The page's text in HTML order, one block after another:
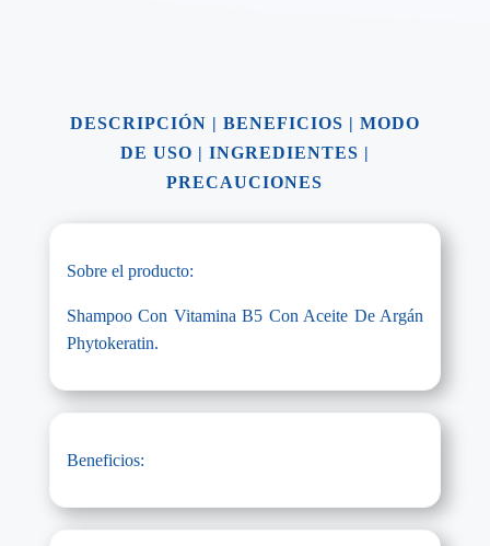
DESCRIPCIÓN | BENEFICIOS | MODO
DE USO | INGREDIENTES |
PRECAUCIONES
Sobre el producto:
Shampoo Con Vitamina B5 Con Aceite De Argán
Phytokeratin.
Beneficios: